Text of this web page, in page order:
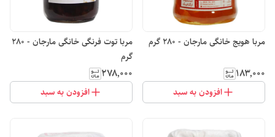
مربا هویج خانگی مارجان - 280 گرم
۱۸۳٬۰۰۰
افزودن به سبد
مربا توت فرنگی خانگی مارجان - 280
گرم
۲۷۸٬۰۰۰
افزودن به سبد